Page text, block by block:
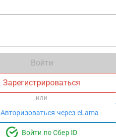
Войти
Зарегистрироваться
или
Авторизоваться через eLama
Войти по Сбер ID